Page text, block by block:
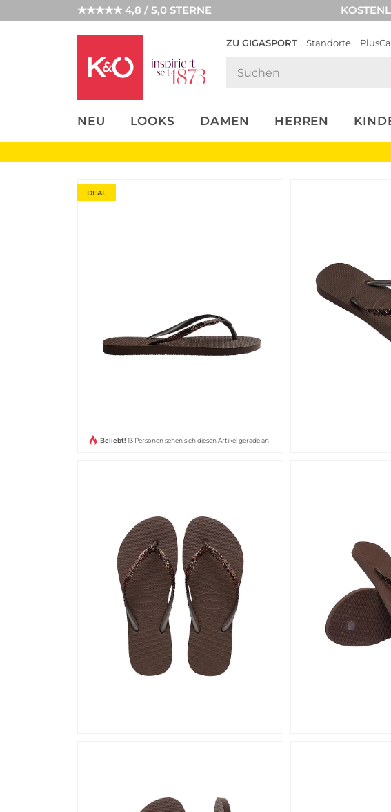
★★★★★ 4,8 / 5,0 STERNE
ZU GIGASPORT Standorte
NEU LOOKS DAMEN HERREN
UNSERE APP
CLICK &
DEAL
Beliebt! 13 Personen sehen sich diesen Artikel gerade an